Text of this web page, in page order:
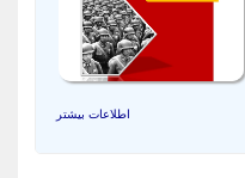
اطلاعات بیشتر